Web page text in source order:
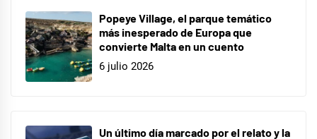
Popeye Village, el parque temático
más inesperado de Europa que
convierte Malta en un cuento
6 julio 2026
Un último día marcado por el relato y la